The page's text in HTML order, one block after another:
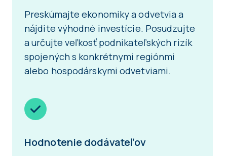
Preskúmajte ekonomiky a odvetvia a
nájdite výhodné investície. Posudzujte
a určujte veľkosť podnikateľských rizík
spojených s konkrétnymi regiónmi
alebo hospodárskymi odvetviami.
Hodnotenie dodávateľov